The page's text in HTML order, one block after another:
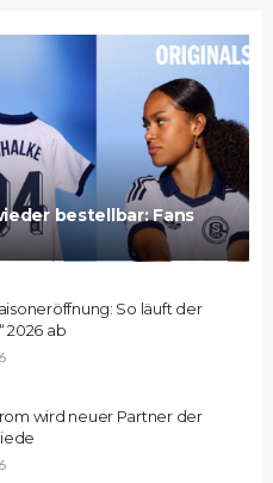
bestellbar: Fans
So läuft der
2026 ab
wird neuer Partner der